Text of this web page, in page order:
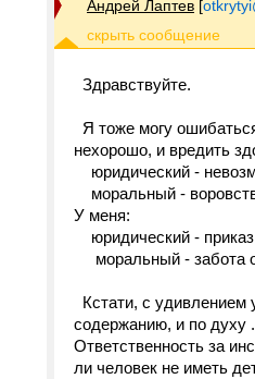
Андрей Лаптев [
Здравствуйте.
Я тоже могу
нехорошо, и вредить
юридический -
моральный -
У меня:
юридический -
моральный - забота
Кстати, с удивлением
содержанию, и по духу
Ответственность за
ли человек не иметь